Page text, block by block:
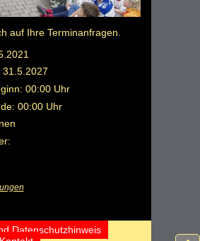
auf Ihre Terminanfragen.
31.5.2027
00:00 Uhr
00:00 Uhr
Datenschutzhinweis